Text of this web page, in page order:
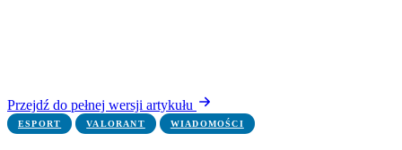
Przejdź do pełnej wersji artykułu
ESPORT VALORANT WIADOMOŚCI